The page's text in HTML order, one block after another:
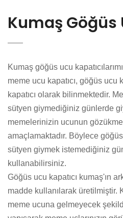
Kumaş Göğüs
Kumaş göğüs ucu
meme ucu kapatıcı, göğüs ucu
kapatıcı olarak bilinmektedir.
sütyen giymediğiniz günlerde
memelerinizin ucunun
amaçlamaktadır. Böylece
sütyen giymek istemediğiniz
kullanabilirsiniz.
Göğüs ucu kapatıcı kumaş'ın
madde kullanılarak üretilmiştir.
meme ucuna gelmeyecek